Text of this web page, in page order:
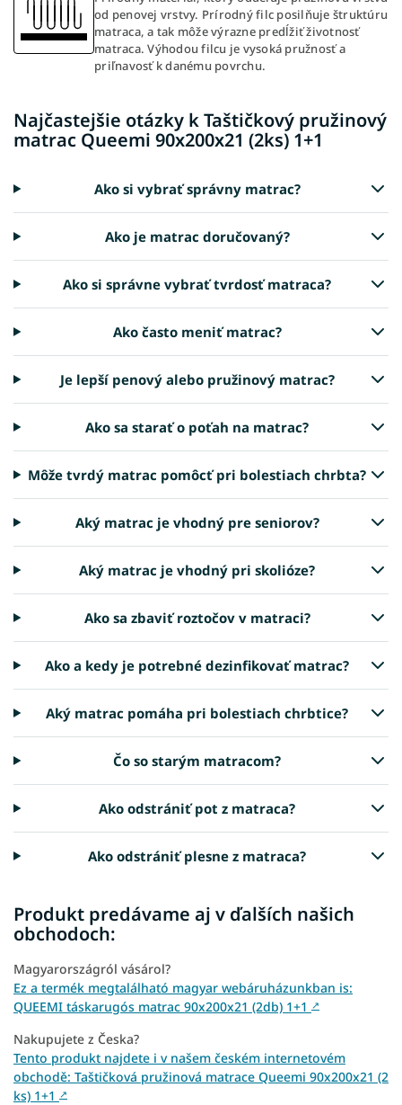
od penovej vrstvy. Prírodný filc posilňuje štruktúru
matraca, a tak môže výrazne predĺžiť životnosť
matraca. Výhodou filcu je vysoká pružnosť a
priľnavosť k danému povrchu.
Najčastejšie otázky k Taštičkový pružinový
matrac Queemi 90x200x21 (2ks) 1+1
Ako si vybrať správny matrac?
Ako je matrac doručovaný?
Ako si správne vybrať tvrdosť matraca?
Ako často meniť matrac?
Je lepší penový alebo pružinový matrac?
Ako sa starať o poťah na matrac?
Môže tvrdý matrac pomôcť pri bolestiach chrbta?
Aký matrac je vhodný pre seniorov?
Aký matrac je vhodný pri skolióze?
Ako sa zbaviť roztočov v matraci?
Ako a kedy je potrebné dezinfikovať matrac?
Aký matrac pomáha pri bolestiach chrbtice?
Čo so starým matracom?
Ako odstrániť pot z matraca?
Ako odstrániť plesne z matraca?
Produkt predávame aj v ďalších našich
obchodoch:
Magyarországról vásárol?
Ez a termék megtalálható magyar webáruházunkban is:
QUEEMI táskarugós matrac 90x200x21 (2db) 1+1 ↗
Nakupujete z Česka?
Tento produkt najdete i v našem českém internetovém
obchodě: Taštičková pružinová matrace Queemi 90x200x21 (2
ks) 1+1 ↗